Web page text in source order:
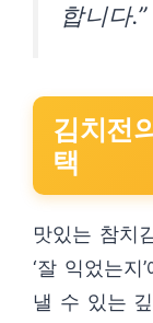
합니다.”
김치전
택
맛있는 참치
‘잘 익었는지
낼 수 있는